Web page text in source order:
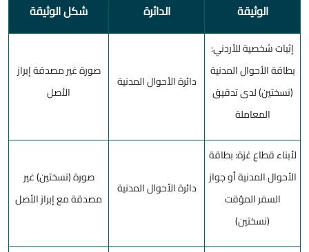
الوثيقة الدائرة شكل الوثيقة
إثبات شخصية للأردني:
بطاقة الأحوال المدنية
(نسختين) لدى تدقيق
المعاملة
دائرة الأحوال المدنية
صورة غير مصدقة إبراز
الأصل
لأبناء قطاع غزة: بطاقة
الأحوال المدنية أو جواز
السفر المؤقت
(نسختين)
دائرة الأحوال المدنية
صورة (نسختين) غير
مصدقة مع إبراز الأصل